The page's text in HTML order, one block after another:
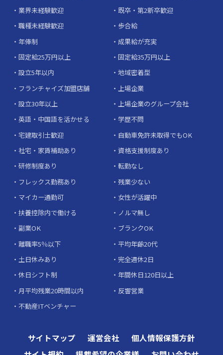
業界未経験歓迎
既卒・第2新卒歓迎
職種未経験歓迎
歩合給
年俸制
成果給が充実
固定給25万円以上
固定給35万円以上
設立5年以内
地域密着型
フランチャイズ加盟店舗
上場企業
設立30年以上
上場企業のグループ会社
英語・中国語を活かせる
学歴不問
宅建取引士歓迎
自動車免許未取得でもOK
社宅・家賃補助あり
資格支援制度あり
研修制度あり
転勤なし
フレックス勤務あり
残業少ない
マイカー通勤可
女性が活躍中
扶養控除内で働ける
ノルマ無し
副業OK
ブランクOK
離職率5％以下
平均年齢20代
土日休みあり
完全週休2日
休日シフト制
年間休日120日以上
月平均残業20時間以内
反響営業
不動産ITベンチャー
サイトマップ 運営会社
個人情報保護方針